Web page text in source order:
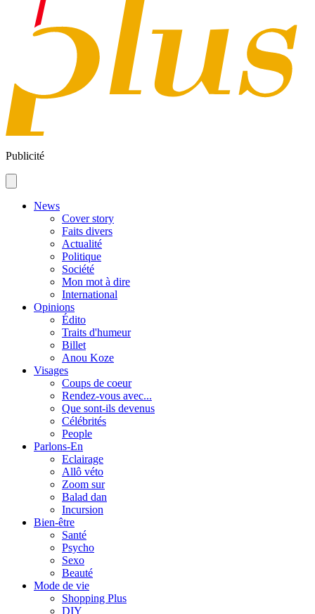
Publicité
News
Cover story
Faits divers
Actualité
Politique
Société
Mon mot à dire
International
Opinions
Édito
Traits d'humeur
Billet
Anou Koze
Visages
Coups de coeur
Rendez-vous avec...
Que sont-ils devenus
Célébrités
People
Parlons-En
Eclairage
Allô véto
Zoom sur
Balad dan
Incursion
Bien-être
Santé
Psycho
Sexo
Beauté
Mode de vie
Shopping Plus
DIY